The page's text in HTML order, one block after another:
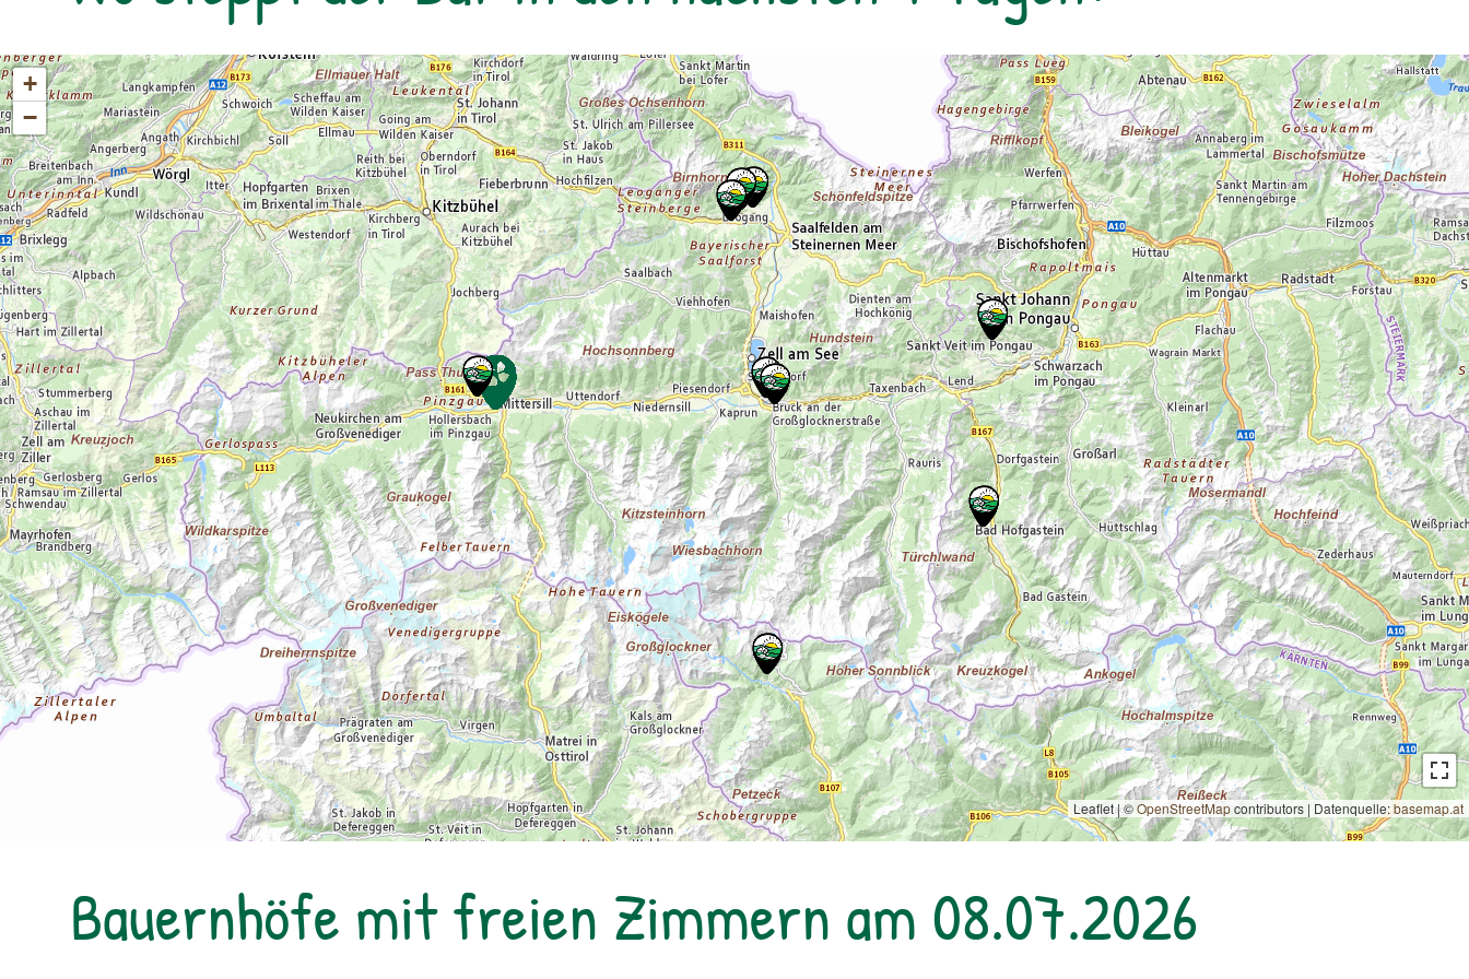
Von der Rudolfshütte geht es mit der
per Taxi. zur Detailinformation
Flora und Fauna. zur Detailinformation
+
−
Leaflet | ©OpenStreetMapcontributors | Datenquelle:basemap.at
Bauernhöfe mit freien Zimmern am 08.07.2026